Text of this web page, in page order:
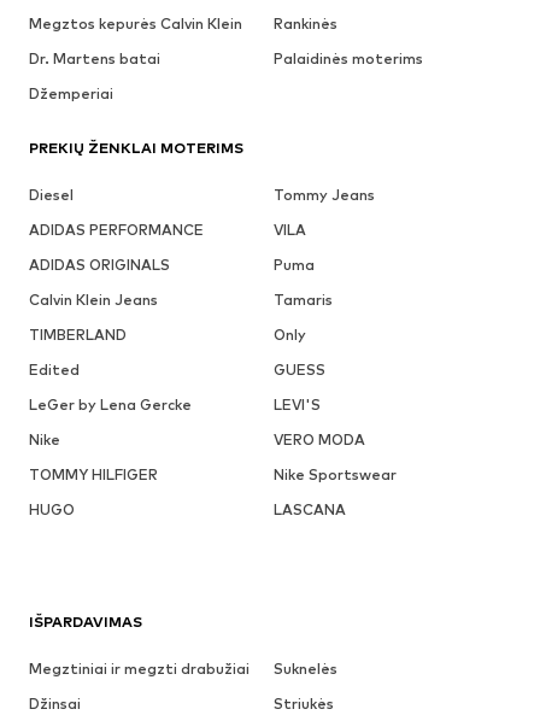
Megztos kepurės Calvin Klein
Rankinės
Dr. Martens batai
Palaidinės moterims
Džemperiai
PREKIŲ ŽENKLAI MOTERIMS
Diesel
Tommy Jeans
ADIDAS PERFORMANCE
VILA
ADIDAS ORIGINALS
Puma
Calvin Klein Jeans
Tamaris
TIMBERLAND
Only
Edited
GUESS
LeGer by Lena Gercke
LEVI'S
Nike
VERO MODA
TOMMY HILFIGER
Nike Sportswear
HUGO
LASCANA
IŠPARDAVIMAS
Megztiniai ir megzti drabužiai
Suknelės
Džinsai
Striukės